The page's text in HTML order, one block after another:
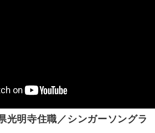
光明寺住職／シンガーソングラ